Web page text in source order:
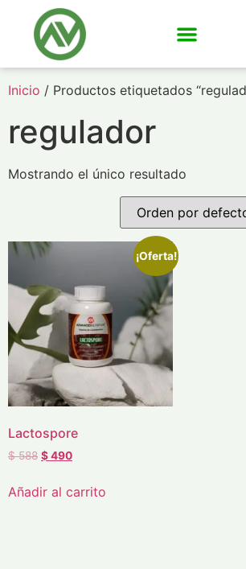
Inicio / Productos etiquetados
regulador
Mostrando el único resultado
¡Oferta!
Lactospore
$588 $490
Añadir al carrito